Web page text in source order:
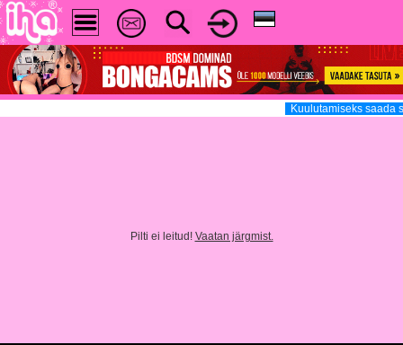
Kuulutamiseks saada
Pilti ei leitud! Vaatan järgmist.